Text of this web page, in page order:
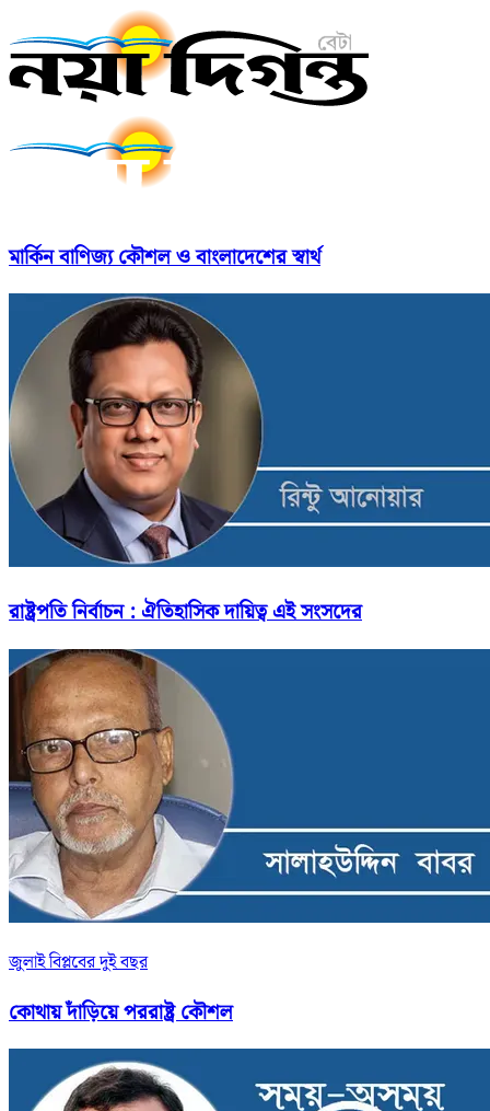
মার্কিন বাণিজ্য কৌশল ও বাংলাদেশের স্বার্থ
রাষ্ট্রপতি নির্বাচন : ঐতিহাসিক দায়িত্ব এই সংসদের
জুলাই বিপ্লবের দুই বছর
কোথায় দাঁড়িয়ে পররাষ্ট্র কৌশল